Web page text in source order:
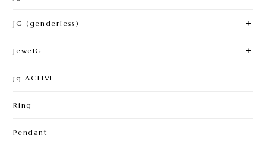
JG (genderless)
JewelG
jg ACTIVE
Ring
Pendant